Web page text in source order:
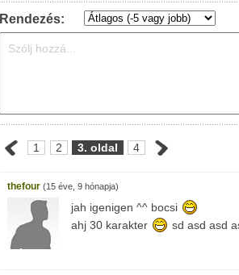
Rendezés:
1 2 3. oldal 4
thefour (15 éve, 9 hónapja)
jah igenigen ^^ bocsi
ahj 30 karakter
sd asd asd